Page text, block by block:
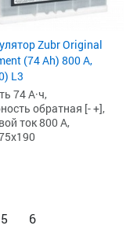
Zubr Original
(74 Ah) 800 А,
L3
74 А·ч,
обратная [- +],
ток 800 А,
5 6